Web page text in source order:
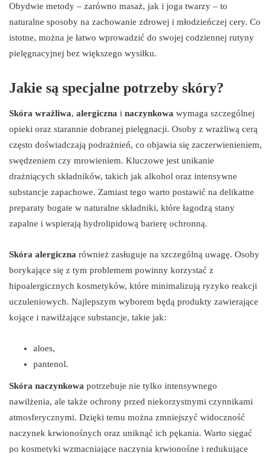
Obydwie metody – zarówno masaż, jak i joga twarzy – to
naturalne sposoby na zachowanie zdrowej i młodzieńczej cery. Co
istotne, można je łatwo wprowadzić do swojej codziennej rutyny
pielęgnacyjnej bez większego wysiłku.
Jakie są specjalne potrzeby skóry?
Skóra wrażliwa, alergiczna i naczynkowa wymaga szczególnej
opieki oraz starannie dobranej pielęgnacji. Osoby z wrażliwą cerą
często doświadczają podrażnień, co objawia się zaczerwienieniem,
swędzeniem czy mrowieniem. Kluczowe jest unikanie
drażniących składników, takich jak alkohol oraz intensywne
substancje zapachowe. Zamiast tego warto postawić na delikatne
preparaty bogate w naturalne składniki, które łagodzą stany
zapalne i wspierają hydrolipidową barierę ochronną.
Skóra alergiczna również zasługuje na szczególną uwagę. Osoby
borykające się z tym problemem powinny korzystać z
hipoalergicznych kosmetyków, które minimalizują ryzyko reakcji
uczuleniowych. Najlepszym wyborem będą produkty zawierające
kojące i nawilżające substancje, takie jak:
aloes,
pantenol.
Skóra naczynkowa potrzebuje nie tylko intensywnego
nawilżenia, ale także ochrony przed niekorzystnymi czynnikami
atmosferycznymi. Dzięki temu można zmniejszyć widoczność
naczynek krwionośnych oraz uniknąć ich pękania. Warto sięgać
po kosmetyki wzmacniające naczynia krwionośne i redukujące